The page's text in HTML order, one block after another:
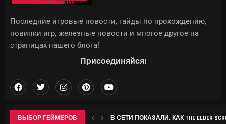
ВЫБОР ГЕЙМЕРОВ В СЕТИ ПОКАЗАЛИ, КАК THE ELDER
Последние игровые новости, гайды по прохождению,
новинки игр, железные новости и многое другое на
страницах нашего блога!
Присоединяйся!